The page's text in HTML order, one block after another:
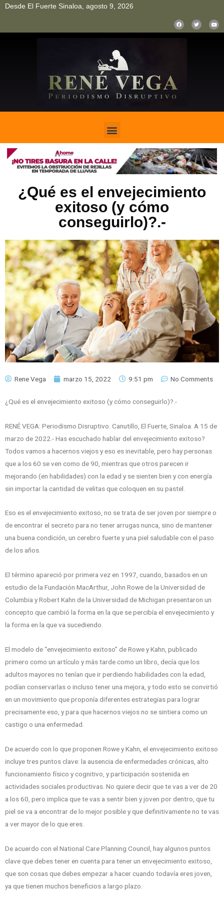
Desde El Fuerte Sinaloa, agosto 9, 2026
¿Qué es el envejecimiento
exitoso (y cómo
conseguirlo)?.-
Rene Vega marzo 15, 2022 9:51 pm No Comments
¿Qué es el envejecimiento exitoso (y cómo conseguirlo)?.-
RENÉ VEGA: Periodismo Disruptivo. Canutillo, El Fuerte, Sinaloa. A 15 de
marzo de 2022.- Has escuchado hablar del envejecimiento exitoso?
Todos vamos a hacernos viejos y eso es inevitable, pero hay personas
que a los 60 se ven como de 90, mientras que otros parecen ir
mejorando (en habilidades) con la edad y se sienten bien y con energía
sin importar la cantidad de velitas que coloquen en su pastel.
Eso es el envejecimiento exitoso, no se trata de ser joven por siempre o
de encontrar el secreto para no tener arrugas nunca, sino de mantener
una buena condición, un cerebro fuerte y una piel saludable con el paso
de los años.
El término apareció por primera vez en 1997, cuando, basados en un
estudio de la Fundación MacArthur, John Rowe de la Universidad de
Columbia y Robert Kahn de la Universidad de Michigan presentaron un
concepto que cambió la forma en la que se percibía el envejecimiento y
la forma en la que va sucediendo.
El modelo de “envejecimiento exitoso” de Rowe y Kahn, publicado
primero como un artículo y más tarde como un libro, decía que los
adultos mayores no tenían que ir perdiendo habilidades con la edad,
podían conservarlas o incluso tener una mejora, y todo esto se convirtió
en un movimiento que proponía diferentes estrategias para lograr
precisamente eso, y para que hacernos viejos no se sintiera como un
castigo o una enfermedad.
De acuerdo con lo que proponen Rowe y Kahn, el envejecimiento exitoso
incluye tres puntos clave: la ausencia de enfermedades crónicas, alto
funcionamiento físico y cognitivo, y participación sostenida en
actividades sociales productivas. No quiere decir que te vas a ver de 20
a los 60, pero implica que te vas a sentir bien y joven por dentro, que tu
piel se va a encontrar de lo mejor posible y que definitivamente no te vas
a ver mayor de lo que eres.
De acuerdo con el National Care Planning Council, hay algunos puntos
clave que debes tener en cuenta para tener un envejecimiento exitoso,
que son cosas que debes empezar a hacer cuando todavía eres joven,
ya que tienen muchos beneficios a largo plazo.